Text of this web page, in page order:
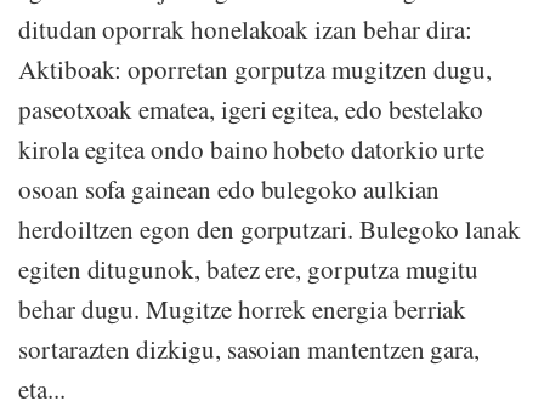
ditudan oporrak honelakoak izan behar dira:
Aktiboak: oporretan gorputza mugitzen dugu,
paseotxoak ematea, igeri egitea, edo bestelako
kirola egitea ondo baino hobeto datorkio urte
osoan sofa gainean edo bulegoko aulkian
herdoiltzen egon den gorputzari. Bulegoko lanak
egiten ditugunok, batez ere, gorputza mugitu
behar dugu. Mugitze horrek energia berriak
sortarazten dizkigu, sasoian mantentzen gara,
eta...